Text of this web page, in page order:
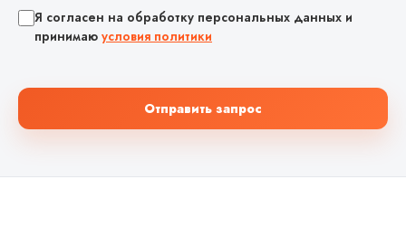
Я согласен на обработку персональных данных и
принимаю условия политики
Отправить запрос